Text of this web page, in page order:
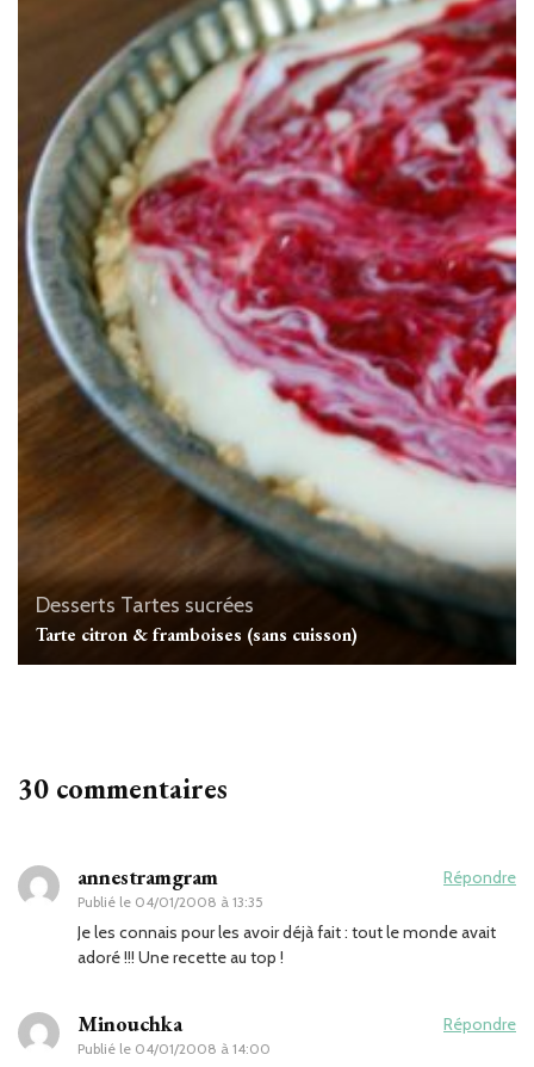
Desserts Tartes sucrées
Tarte citron & framboises (sans cuisson)
30 commentaires
annestramgram
Publié le 04/01/2008 à 13:35
Répondre
Je les connais pour les avoir déjà fait : tout le monde avait
adoré !!! Une recette au top !
Minouchka
Publié le 04/01/2008 à 14:00
Répondre